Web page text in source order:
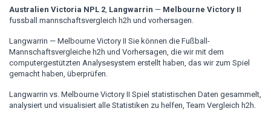
Australien Victoria NPL 2, Langwarrin — Melbourne Victory II
fussball mannschaftsvergleich h2h und vorhersagen.
Langwarrin — Melbourne Victory II Sie können die Fußball-
Mannschaftsvergleiche h2h und Vorhersagen, die wir mit dem
computergestützten Analysesystem erstellt haben, das wir zum Spiel
gemacht haben, überprüfen.
Langwarrin vs. Melbourne Victory II Spiel statistischen Daten gesammelt,
analysiert und visualisiert alle Statistiken zu helfen, Team Vergleich h2h.